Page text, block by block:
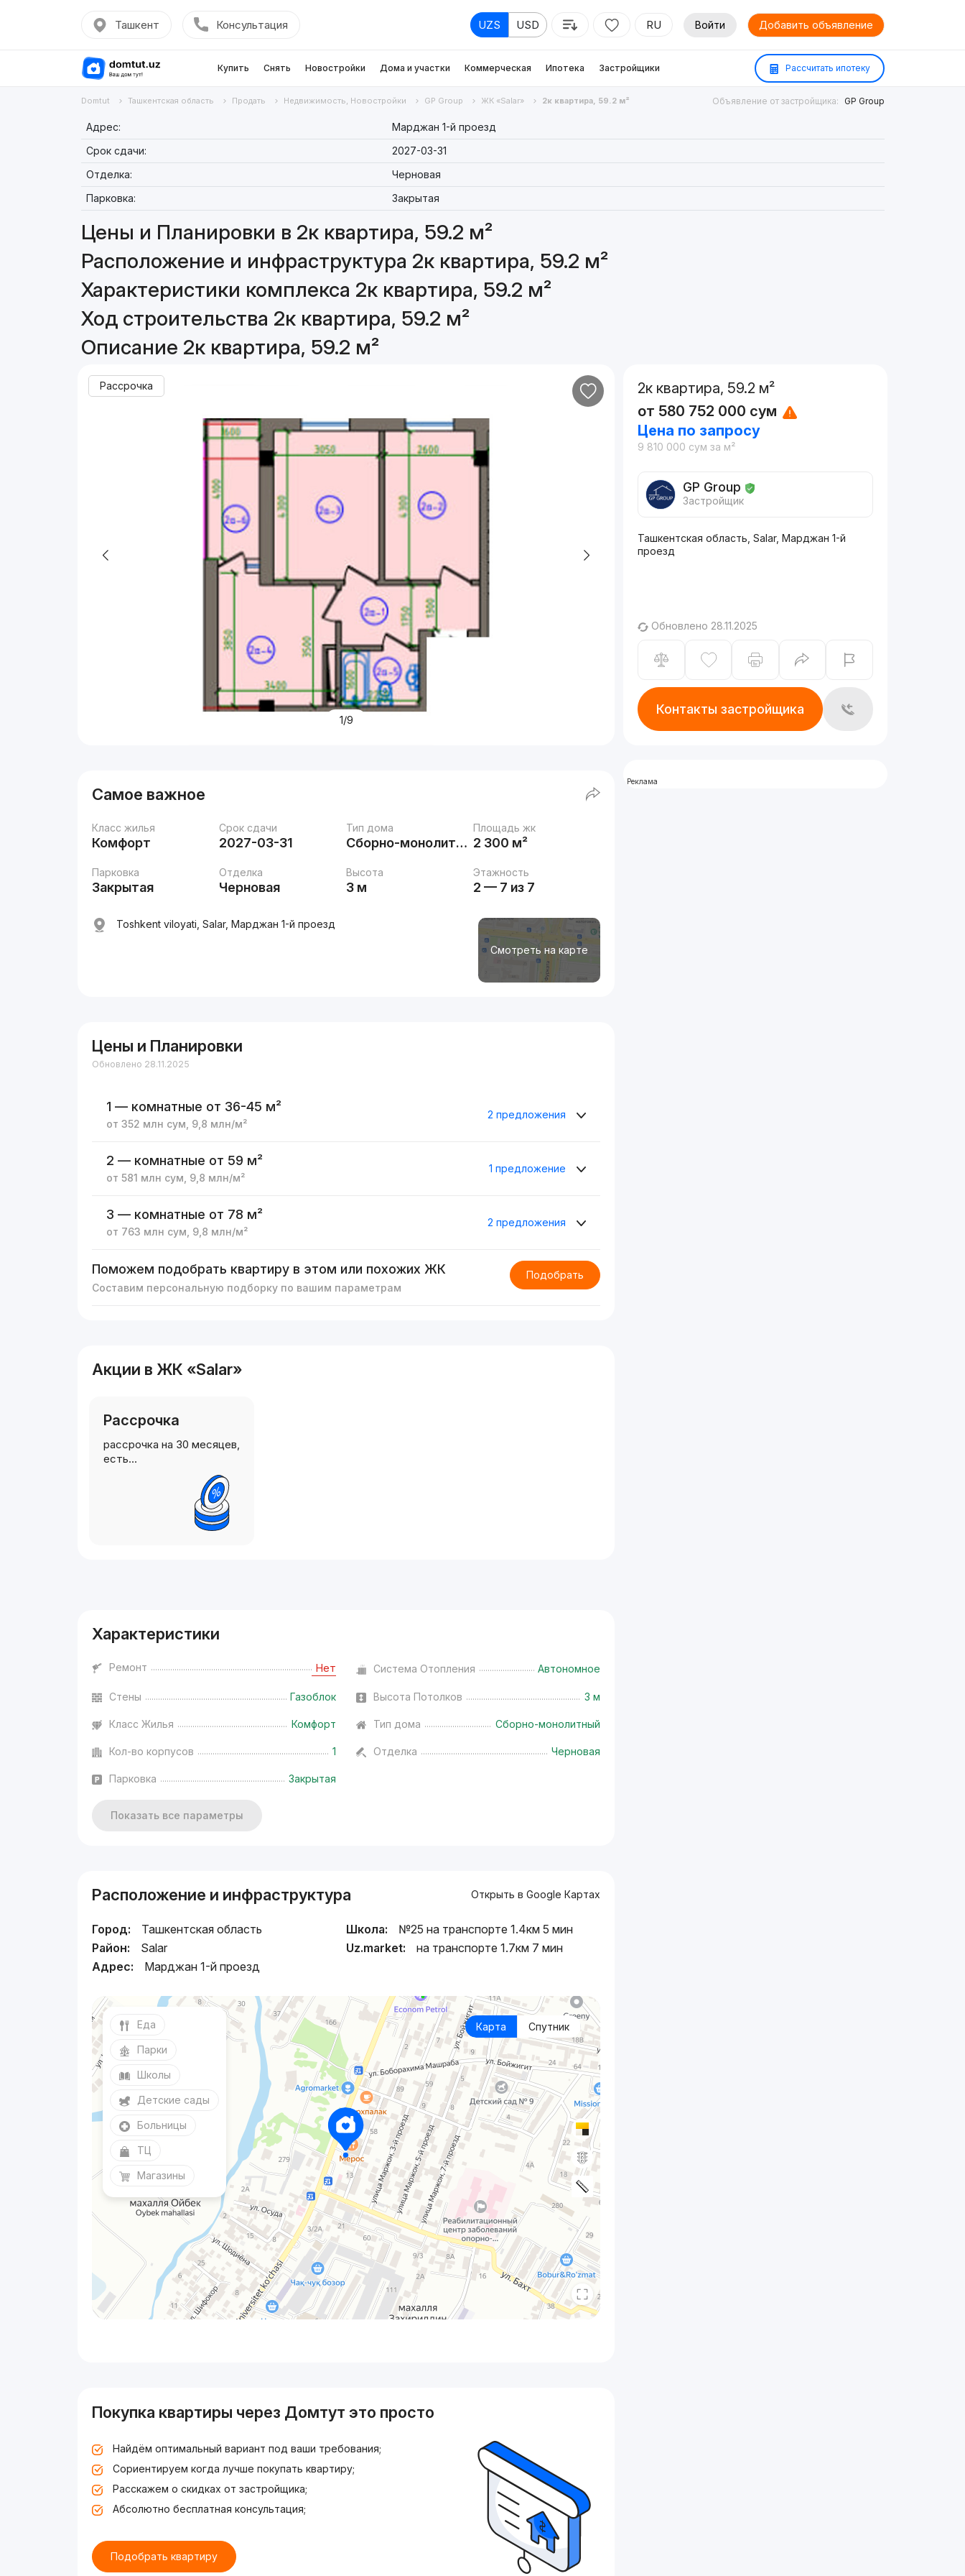
Ташкент Консультация UZS USD RU Войти Добавить объявление
Купить Снять Новостройки Дома и участки Коммерческая Ипотека Застройщики Рассчитать ипотеку
Domtut Ташкентская область Продать Недвижимость, Новостройки GP Group ЖК «Salar» 2к квартира, 59.2 м² Объявление от застройщика: GP Group
Адрес:
Марджан 1-й проезд
Срок сдачи:
2027-03-31
Отделка:
Черновая
Парковка:
Закрытая
Цены и Планировки в 2к квартира, 59.2 м²
Расположение и инфраструктура 2к квартира, 59.2 м²
Характеристики комплекса 2к квартира, 59.2 м²
Ход строительства 2к квартира, 59.2 м²
Описание 2к квартира, 59.2 м²
Рассрочка
1/9
Самое важное
Класс жилья
Комфорт
Срок сдачи
2027-03-31
Тип дома
Сборно-монолитный
Площадь жк
2 300 м²
Парковка
Закрытая
Отделка
Черновая
Высота
3 м
Этажность
2 — 7 из 7
Смотреть на карте
Toshkent viloyati, Salar, Марджан 1-й проезд
Цены и Планировки
Обновлено 28.11.2025
1 — комнатные от 36-45 м²
от352 млн сум 9,8 млн/м²
2 предложения
2 — комнатные от 59 м²
от581 млн сум 9,8 млн/м²
1 предложение
3 — комнатные от 78 м²
от 763 млн сум 9,8 млн/м²
2 предложения
Поможем подобрать квартиру в этом или похожих ЖК
Составим персональную подборку по вашим параметрам
Подобрать
Акции в ЖК «Salar»
Рассрочка
рассрочка на 30 месяцев,
есть…
Характеристики
Ремонт Нет Система Отопления Автономное
Стены Газоблок Высота Потолков 3 м
Класс Жилья Комфорт Тип дома Сборно-монолитный
Кол-во корпусов 1 Отделка Черновая
Парковка Закрытая
Показать все параметры
Расположение и инфраструктура Открыть в Google Картах
Город:
Ташкентская область
Район:
Salar
Адрес:
Марджан 1-й проезд
Школа:
№25 на транспорте 1.4км 5 мин
Uz.market:
на транспорте 1.7км 7 мин
Карта Спутник
Еда
Парки
Школы
Детские сады
Больницы
ТЦ
Магазины
Покупка квартиры через Домтут это просто
Найдём оптимальный вариант под ваши требования;
Сориентируем когда лучше покупать квартиру;
Расскажем о скидках от застройщика;
Абсолютно бесплатная консультация;
Подобрать квартиру
2к квартира, 59.2 м²
от 580 752 000 сум
Цена по запросу
9 810 000 сум за м²
GP Group
Застройщик
Ташкентская область, Salar, Марджан 1-й
проезд
Обновлено 28.11.2025
Контакты застройщика
Реклама